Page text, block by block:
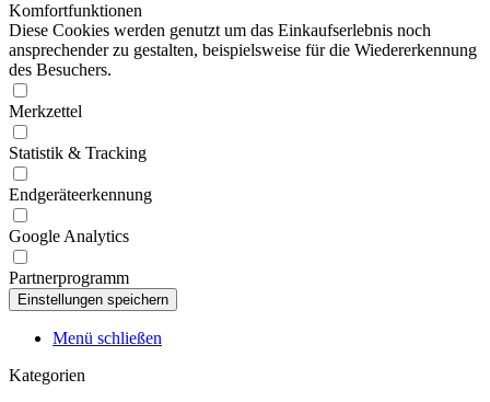
Komfortfunktionen
Diese Cookies werden genutzt um das Einkaufserlebnis noch
ansprechender zu gestalten, beispielsweise für die Wiedererkennung
des Besuchers.
Merkzettel
Statistik & Tracking
Endgeräteerkennung
Google Analytics
Partnerprogramm
Menü schließen
Kategorien